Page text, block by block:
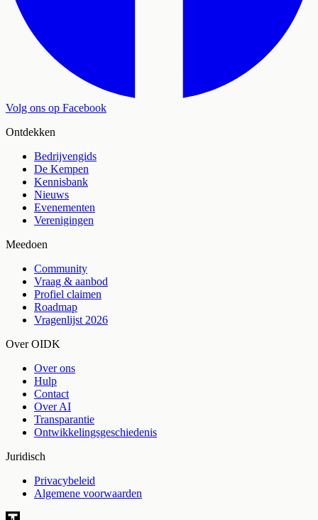
Volg ons op Facebook
Ontdekken
Bedrijvengids
De Kempen
Kennisbank
Nieuws
Evenementen
Verenigingen
Meedoen
Community
Vraag & aanbod
Profiel claimen
Roadmap
Vragenlijst 2026
Over OIDK
Over ons
Hulp
Contact
Over AI
Transparantie
Ontwikkelingsgeschiedenis
Juridisch
Privacybeleid
Algemene voorwaarden